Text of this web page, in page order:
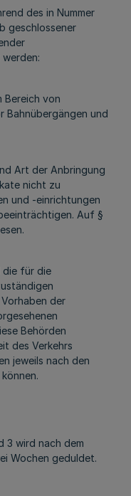
des in Nummer
geschlossener
Bereich von
Bahnübergängen und
Art der Anbringung
nicht zu
und -einrichtungen
Auf §
die für die
der
Behörden
des Verkehrs
jeweils nach den
3 wird nach dem
Wochen geduldet.